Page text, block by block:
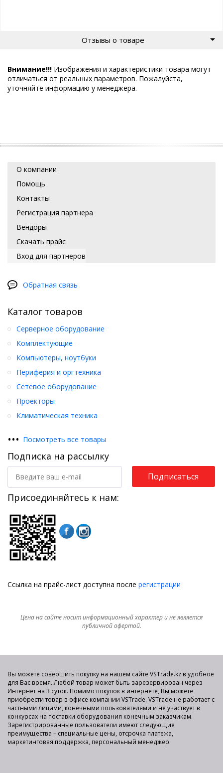
Отзывы о товаре
Внимание!!! Изображения и характеристики товара могут
отличаться от реальных параметров. Пожалуйста,
уточняйте информацию у менеджера.
О компании
Помощь
Контакты
Регистрация партнера
Вендоры
Скачать прайс
Вход для партнеров
Обратная связь
Каталог товаров
Серверное оборудование
Комплектующие
Компьютеры, ноутбуки
Периферия и оргтехника
Сетевое оборудование
Проекторы
Климатическая техника
••• Посмотреть все товары
Подписка на рассылку
Подписаться
Присоединяйтесь к нам:
Ссылка на прайс-лист доступна после регистрации
Цена на сайте носит информационный характер и не является
публичной офертой.
Вы можете совершить покупку на нашем сайте VSTrade.kz в удобное
для Вас время. Любой товар может быть зарезервирован через
Интернет на 3 суток. Помимо покупок в интернете, Вы можете
приобрести товар в офисе компании VSTrade. VSTrade не работает с
частными лицами, конечными пользователями и не участвует в
конкурсах на поставки оборудования конечным заказчикам.
Зарегистрированные пользователи имеют следующие
преимущества – специальные цены, отсрочка платежа,
маркетинговая поддержка, персональный менеджер.